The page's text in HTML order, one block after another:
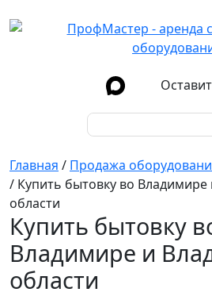
Search
for:
Главная / Продажа
/ Купить бытовку во
области
Купить бытовку
Владимире и
области